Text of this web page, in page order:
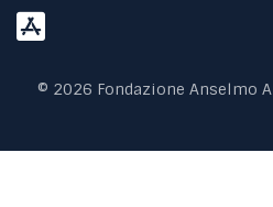
© 2026 Fondazione Anselmo